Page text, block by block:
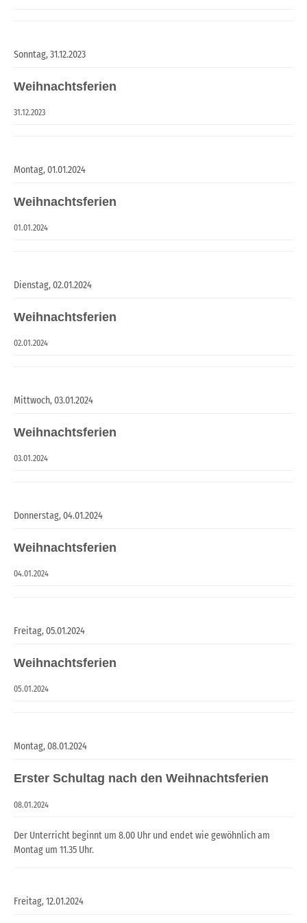
Sonntag,31.12.2023
Weihnachtsferien
31.12.2023
Montag,01.01.2024
Weihnachtsferien
01.01.2024
Dienstag,02.01.2024
Weihnachtsferien
02.01.2024
Mittwoch,03.01.2024
Weihnachtsferien
03.01.2024
Donnerstag,04.01.2024
Weihnachtsferien
04.01.2024
Freitag,05.01.2024
Weihnachtsferien
05.01.2024
Montag,08.01.2024
Erster Schultag nach den Weihnachtsferien
08.01.2024
Der Unterricht beginnt um 8.00 Uhr und endet wie gewöhnlich am
Montag um 11.35 Uhr.
Freitag,12.01.2024